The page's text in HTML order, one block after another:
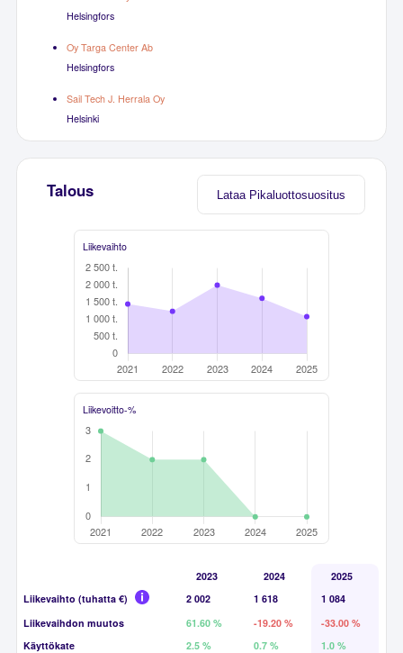
Helsingfors
Oy Targa Center Ab
Helsingfors
Sail Tech J. Herrala Oy
Helsinki
Lataa Pikaluottosuositus
Talous
Liikevaihto
Liikevoitto-%
2023 2024
2025
Liikevaihto (tuhatta €)
2 002 1 618
1 084
Liikevaihdon muutos
61.60 % -19.20 %
-33.00 %
Käyttökate
2.5 % 0.7 %
1.0 %